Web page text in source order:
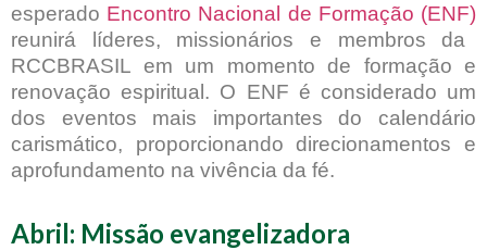
esperado Encontro Nacional de Formação (ENF)
reunirá líderes, missionários e membros da
RCCBRASIL em um momento de formação e
renovação espiritual. O ENF é considerado um
dos eventos mais importantes do calendário
carismático, proporcionando direcionamentos e
aprofundamento na vivência da fé.
Abril: Missão evangelizadora